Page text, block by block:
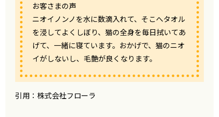
お客さまの声
ニオイノンノを水に数滴入れて、そこへタオル
を浸してよくしぼり、猫の全身を毎日拭いてあ
げて、一緒に寝ています。おかげで、猫のニオ
イがしないし、毛艶が良くなります。
引用：株式会社フローラ